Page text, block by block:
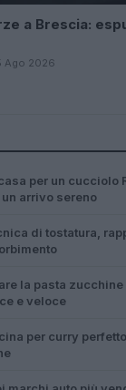
a Brescia:
Ago 2026
per un cucciolo
arrivo sereno
di tostatura,
la pasta
e veloce
per curry